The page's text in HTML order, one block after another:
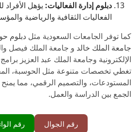
دبلوم إدارة الفعاليات: يؤهل
الفعاليات الثقافية والرياضية
كما توفر الجامعات السعودية مثل دبلوم
جامعة الملك خالد و جامعة الملك فيصل
الإلكترونية وجامعة الملك عبد العزيز
تغطي تخصصات متنوعة مثل الحوسبة،
المستودعات، والتصميم الرقمي، مما
الجمع بين الدراسة والعمل.
رقم الجوال رقم